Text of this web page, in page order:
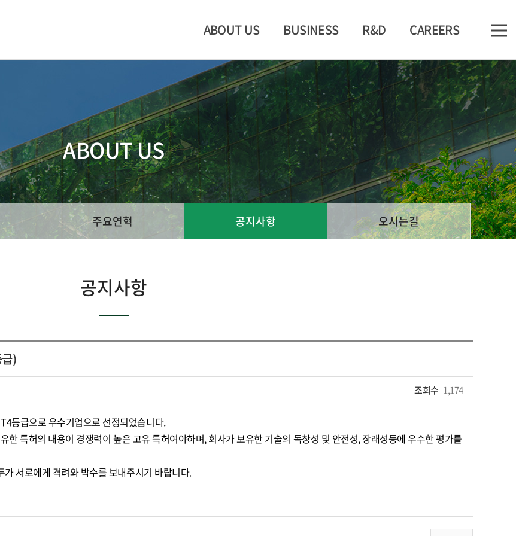
ABOUT US BUSINESS R&D CAREERS
ABOUT US
주요연혁 공지사항 오시는길
공지사항
)
조회수 1,174
등급으로 우수기업으로 선정되었습니다.
특허의 내용이 경쟁력이 높은 고유 특허여야하며, 회사가 보유한 기술의 독창성 및 안전성, 장래성등에 우수한 평가를
서로에게 격려와 박수를 보내주시기 바랍니다.